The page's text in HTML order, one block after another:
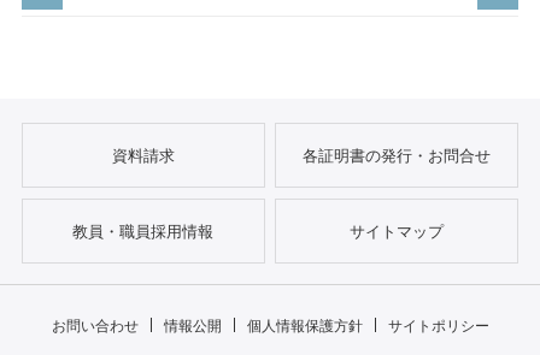
資料請求 各証明書の発行・お問合せ
教員・職員採用情報 サイトマップ
お問い合わせ 情報公開 個人情報保護方針 サイトポリシー